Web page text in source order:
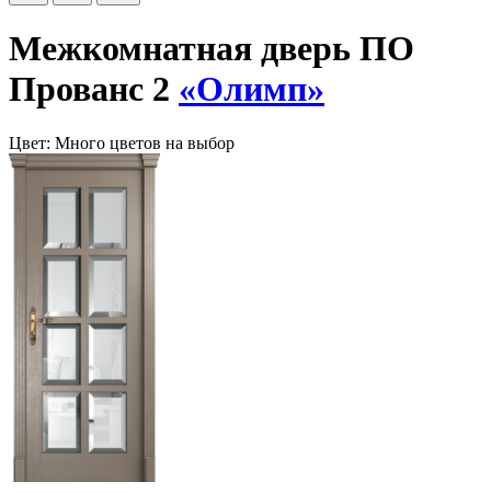
Межкомнатная дверь ПО
Прованс 2 «Олимп»
Цвет: Много цветов на выбор